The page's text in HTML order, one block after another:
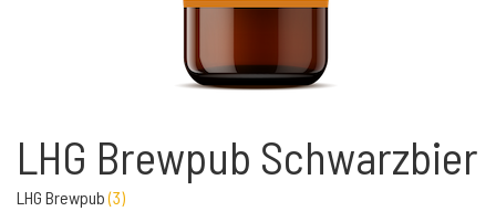
LHG Brewpub Schwarzbier
LHG Brewpub(3)